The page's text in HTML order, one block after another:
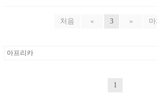
처음 « 3 »
1